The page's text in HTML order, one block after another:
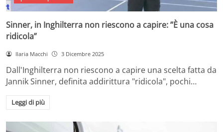
Sinner, in Inghilterra non riescono a capire: ”È una cosa
ridicola”
Ilaria Macchi 3 Dicembre 2025
Dall'Inghilterra non riescono a capire una scelta fatta da
Jannik Sinner, definita addirittura "ridicola", pochi…
Leggi di più